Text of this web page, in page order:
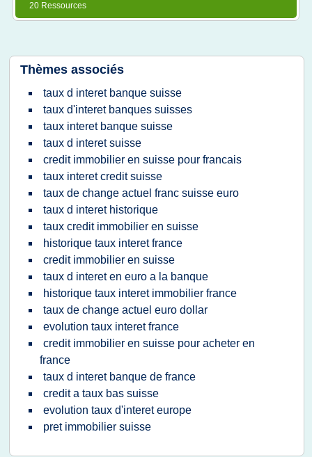
20 Ressources
Thèmes associés
taux d interet banque suisse
taux d'interet banques suisses
taux interet banque suisse
taux d interet suisse
credit immobilier en suisse pour francais
taux interet credit suisse
taux de change actuel franc suisse euro
taux d interet historique
taux credit immobilier en suisse
historique taux interet france
credit immobilier en suisse
taux d interet en euro a la banque
historique taux interet immobilier france
taux de change actuel euro dollar
evolution taux interet france
credit immobilier en suisse pour acheter en
france
taux d interet banque de france
credit a taux bas suisse
evolution taux d'interet europe
pret immobilier suisse